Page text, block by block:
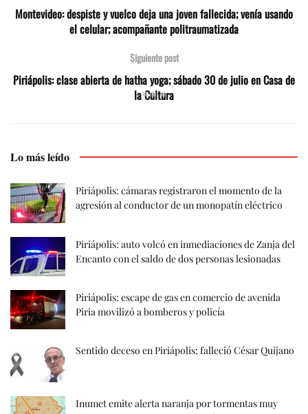
Montevideo: despiste y vuelco deja una joven fallecida; venía usando
el celular; acompañante politraumatizada
Siguiente post
Piriápolis: clase abierta de hatha yoga; sábado 30 de julio en Casa de
la Cultura
Lo más leído
Piriápolis: cámaras registraron el momento de la
agresión al conductor de un monopatín eléctrico
Piriápolis: auto volcó en inmediaciones de Zanja del
Encanto con el saldo de dos personas lesionadas
Piriápolis: escape de gas en comercio de avenida
Piria movilizó a bomberos y policía
Sentido deceso en Piriápolis: falleció César Quijano
Inumet emite alerta naranja por tormentas muy